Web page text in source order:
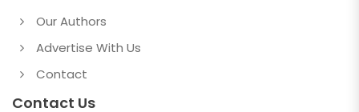
Our Authors
Advertise With Us
Contact
Contact Us